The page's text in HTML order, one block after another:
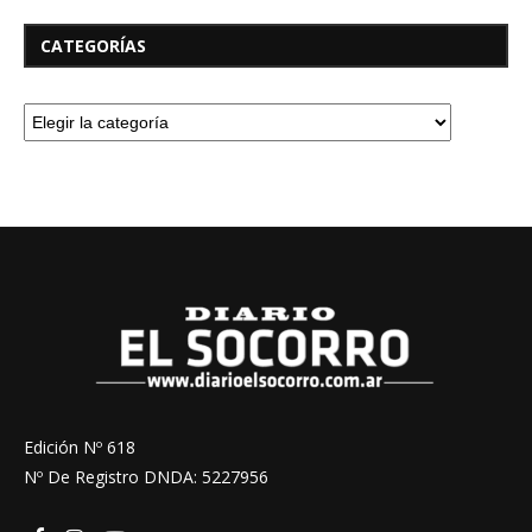
CATEGORÍAS
Edición Nº 618
Nº De Registro DNDA: 5227956